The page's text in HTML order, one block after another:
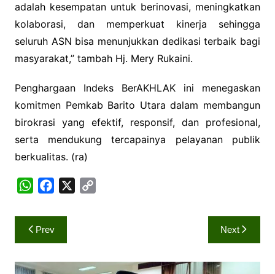
adalah kesempatan untuk berinovasi, meningkatkan
kolaborasi, dan memperkuat kinerja sehingga
seluruh ASN bisa menunjukkan dedikasi terbaik bagi
masyarakat,” tambah Hj. Mery Rukaini.
Penghargaan Indeks BerAKHLAK ini menegaskan
komitmen Pemkab Barito Utara dalam membangun
birokrasi yang efektif, responsif, dan profesional,
serta mendukung tercapainya pelayanan publik
berkualitas. (ra)
W
a
t
A
c
e
o
i
Navigasi
pos
Prev Next